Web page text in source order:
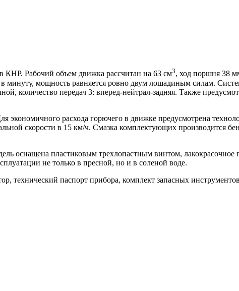
Рабочий объем движка рассчитан на 63 см3, ход поршня 38
минуту, мощность равняется ровно двум лошадиным силам.
количество передач 3: вперед-нейтрал-задняя. Также
расхода горючего в движке предусмотрена
скорости в 15 км/ч. Смазка комплектующих производится
оснащена пластиковым трехлопастным винтом,
не только в пресной, но и в соленой воде.
технический паспорт прибора, комплект запасных